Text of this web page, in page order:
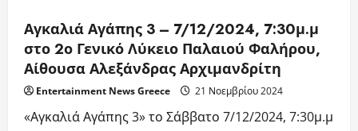
Αγκαλιά Αγάπης 3 – 7/12/2024, 7:30μ.μ
στο 2ο Γενικό Λύκειο Παλαιού Φαλήρου,
Αίθουσα Αλεξάνδρας Αρχιμανδρίτη
Entertainment News Greece 21 Νοεμβρίου 2024
«Αγκαλιά Αγάπης 3» το Σάββατο 7/12/2024, 7:30μ.μ